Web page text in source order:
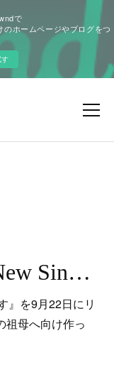
で
のホームページやブログをつ
2021.9.22release！New Single『この歌はあなたの歌です』
』を9月22日にリ
祖母へ向け作っ